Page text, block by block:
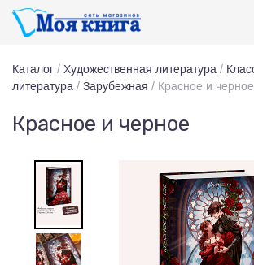
Каталог / Художественная литература /
литература / Зарубежная / Красное и черное
Красное и черное